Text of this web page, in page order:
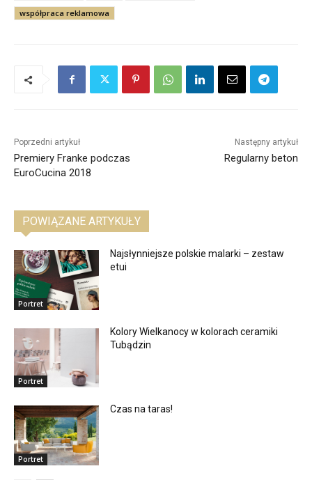
współpraca reklamowa
Poprzedni artykuł
Premiery Franke podczas
EuroCucina 2018
Następny artykuł
Regularny beton
POWIĄZANE ARTYKUŁY
Portret
Najsłynniejsze polskie malarki – zestaw
etui
Portret
Kolory Wielkanocy w kolorach ceramiki
Tubądzin
Portret
Czas na taras!